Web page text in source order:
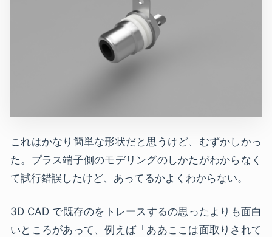
これはかなり簡単な形状だと思うけど、むずかしかっ
た。プラス端子側のモデリングのしかたがわからなく
て試行錯誤したけど、あってるかよくわからない。
3D CAD で既存のをトレースするの思ったよりも面白
いところがあって、例えば「ああここは面取りされて